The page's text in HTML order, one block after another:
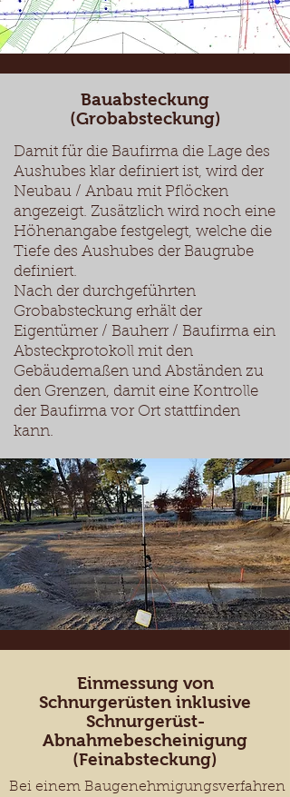
Bauabsteckung
(Grobabsteckung)
Damit für die Baufirma die Lage des
Aushubes klar definiert ist, wird der
Neubau / Anbau mit Pflöcken
angezeigt. Zusätzlich wird noch eine
Höhenangabe festgelegt, welche die
Tiefe des Aushubes der Baugrube
definiert.
Nach der durchgeführten
Grobabsteckung erhält der
Eigentümer / Bauherr / Baufirma ein
Absteckprotokoll mit den
Gebäudemaßen und Abständen zu
den Grenzen, damit eine Kontrolle
der Baufirma vor Ort stattfinden
kann.
Einmessung von
Schnurgerüsten inklusive
Schnurgerüst-
Abnahmebescheinigung
(Feinabsteckung)
Bei einem Baugenehmigungsverfahren